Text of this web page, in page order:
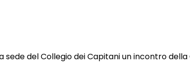
sede del Collegio dei Capitani un incontro